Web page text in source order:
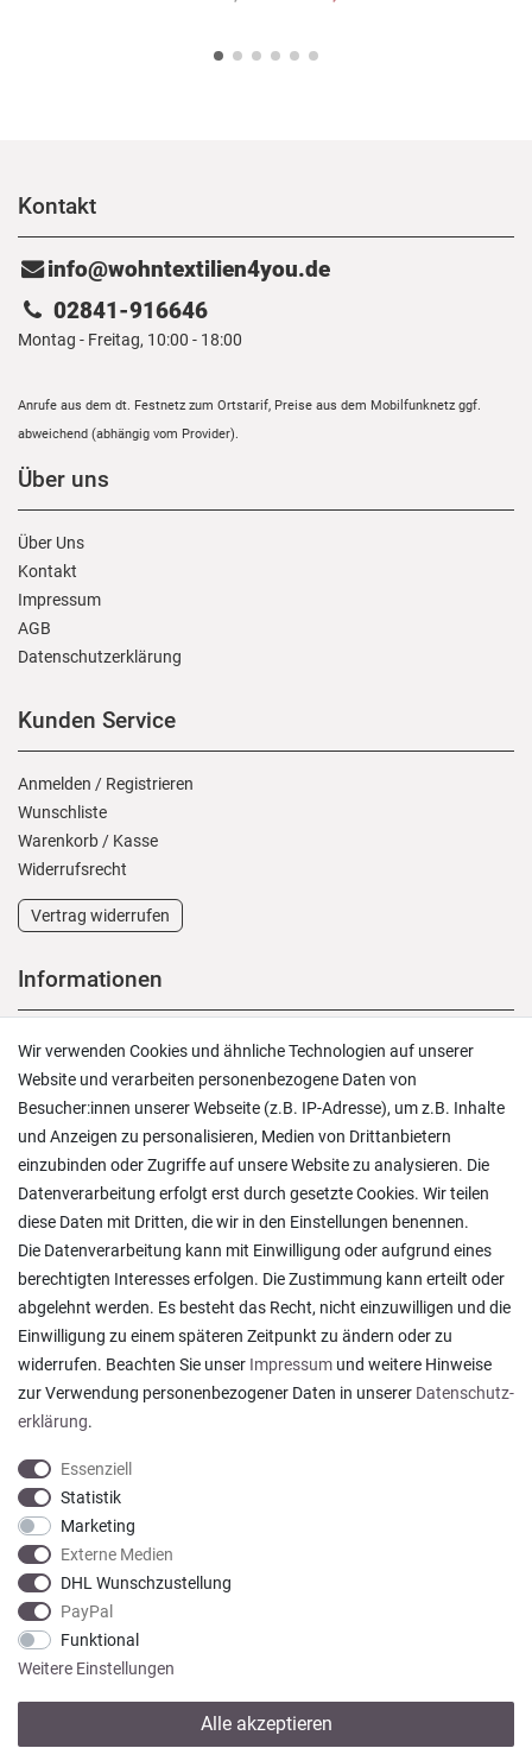
Kontakt
info@wohntextilien4you.de
02841-916646
Montag - Freitag, 10:00 - 18:00
Anrufe aus dem dt. Festnetz zum Ortstarif, Preise aus dem Mobilfunknetz ggf.
abweichend (abhängig vom Provider).
Über uns
Über Uns
Kontakt
Impressum
AGB
Daten­schutz­erklärung
Kunden Service
Anmelden / Registrieren
Wunschliste
Warenkorb / Kasse
Widerrufs­recht
Vertrag widerrufen
Informationen
Versand und Zahlung
Rücksendungen
Lieferung in die Schweiz
Pflegesymbole
Lagerverkauf
Ratgeber & News
Ein einfach toller Service - prompte Lieferung und
sogar mit Pflegehinweis!
Datum der Veröffentlichung: 05.08.2026
Datum der Kauferfahrung: 29.07.2026
922 Bewertungen
Wir verwenden Cookies und ähnliche Technologien auf unserer
Website und verarbeiten personenbezogene Daten von
Besucher:innen unserer Webseite (z.B. IP-Adresse), um z.B. Inhalte
und Anzeigen zu personalisieren, Medien von Drittanbietern
einzubinden oder Zugriffe auf unsere Website zu analysieren. Die
Datenverarbeitung erfolgt erst durch gesetzte Cookies. Wir teilen
diese Daten mit Dritten, die wir in den Einstellungen benennen.
Die Datenverarbeitung kann mit Einwilligung oder aufgrund eines
berechtigten Interesses erfolgen. Die Zustimmung kann erteilt oder
abgelehnt werden. Es besteht das Recht, nicht einzuwilligen und die
Einwilligung zu einem späteren Zeitpunkt zu ändern oder zu
widerrufen. Beachten Sie unser Impressum und weitere Hinweise
zur Verwendung personenbezogener Daten in unserer Daten­schutz­
erklärung.
Essenziell
Statistik
Marketing
Externe Medien
DHL Wunschzustellung
PayPal
Funktional
Weitere Einstellungen
Alle akzeptieren